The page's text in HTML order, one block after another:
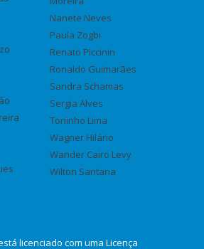
Nanete Neves
Paula Zogbi
Renato Piccinin
Ronaldo Guimarães
Sandra Schamas
Sergia Alves
Toninho Lima
Wagner Hilário
Wander Cairo Levy
Wilton Santana
licenciado com uma Licença